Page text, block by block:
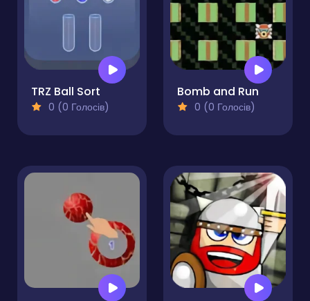
TRZ Ball Sort
0 (0 Голосів)
Bomb and Run
0 (0 Голосів)